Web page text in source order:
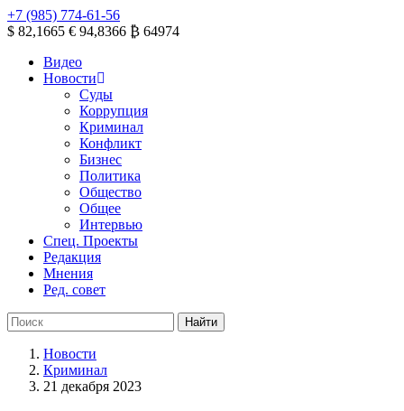
+7 (985) 774-61-56
$ 82,1665 € 94,8366 ₿ 64974
Видео
Новости
Суды
Коррупция
Криминал
Конфликт
Бизнес
Политика
Общество
Общее
Интервью
Спец. Проекты
Редакция
Мнения
Ред. совет
Новости
Криминал
21 декабря 2023